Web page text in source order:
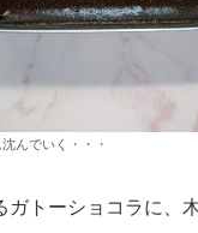
んでいく・・・
ガトーショコラに、